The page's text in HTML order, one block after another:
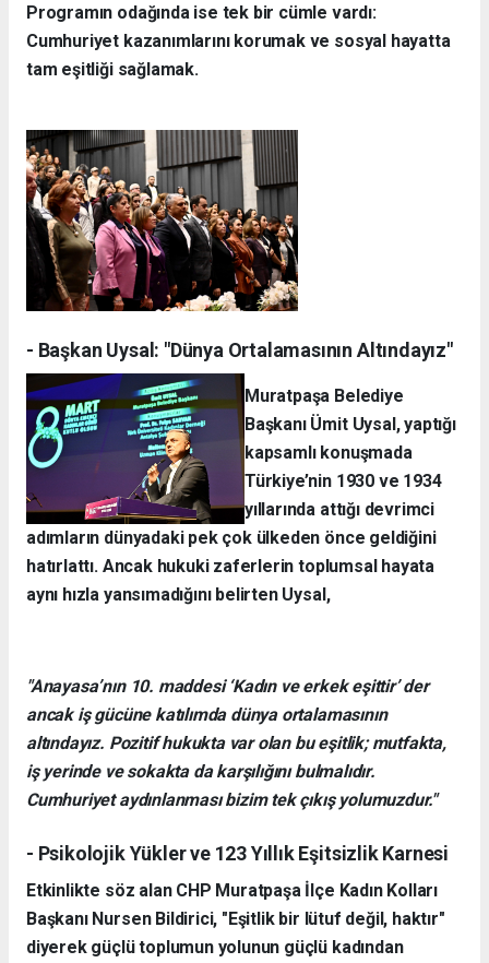
Programın odağında ise tek bir cümle vardı:
Cumhuriyet kazanımlarını korumak ve sosyal hayatta
tam eşitliği sağlamak.
- Başkan Uysal: "Dünya Ortalamasının Altındayız"
Muratpaşa Belediye
Başkanı Ümit Uysal, yaptığı
kapsamlı konuşmada
Türkiye’nin 1930 ve 1934
yıllarında attığı devrimci
adımların dünyadaki pek çok ülkeden önce geldiğini
hatırlattı. Ancak hukuki zaferlerin toplumsal hayata
aynı hızla yansımadığını belirten Uysal,
"Anayasa’nın 10. maddesi ‘Kadın ve erkek eşittir’ der
ancak iş gücüne katılımda dünya ortalamasının
altındayız. Pozitif hukukta var olan bu eşitlik; mutfakta,
iş yerinde ve sokakta da karşılığını bulmalıdır.
Cumhuriyet aydınlanması bizim tek çıkış yolumuzdur."
- Psikolojik Yükler ve 123 Yıllık Eşitsizlik Karnesi
Etkinlikte söz alan CHP Muratpaşa İlçe Kadın Kolları
Başkanı Nursen Bildirici, "Eşitlik bir lütuf değil, haktır"
diyerek güçlü toplumun yolunun güçlü kadından